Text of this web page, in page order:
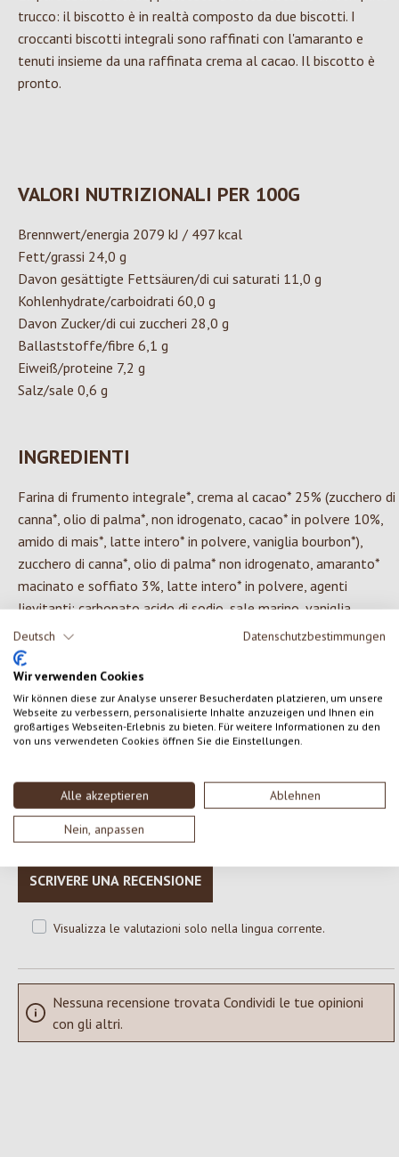
Deutsch Datenschutzbestimmungen
Wir verwenden Cookies
Wir können diese zur Analyse unserer Besucherdaten platzieren, um unsere
Webseite zu verbessern, personalisierte Inhalte anzuzeigen und Ihnen ein
großartiges Webseiten-Erlebnis zu bieten. Für weitere Informationen zu den
von uns verwendeten Cookies öffnen Sie die Einstellungen.
Alle akzeptieren Ablehnen
Nein, anpassen
trucco: il biscotto è in realtà composto da due biscotti. I
croccanti biscotti integrali sono raffinati con l'amaranto e
tenuti insieme da una raffinata crema al cacao. Il biscotto è
pronto.
VALORI NUTRIZIONALI PER 100G
Brennwert/energia 2079 kJ / 497 kcal
Fett/grassi 24,0 g
Davon gesättigte Fettsäuren/di cui saturati 11,0 g
Kohlenhydrate/carboidrati 60,0 g
Davon Zucker/di cui zuccheri 28,0 g
Ballaststoffe/fibre 6,1 g
Eiweiß/proteine 7,2 g
Salz/sale 0,6 g
INGREDIENTI
Farina di frumento integrale*, crema al cacao* 25% (zucchero di
canna*, olio di palma*, non idrogenato, cacao* in polvere 10%,
amido di mais*, latte intero* in polvere, vaniglia bourbon*),
zucchero di canna*, olio di palma* non idrogenato, amaranto*
macinato e soffiato 3%, latte intero* in polvere, agenti
lievitanti: carbonato acido di sodio, sale marino, vaniglia
bourbon* *da agricoltura biologica controllata. Può contenere
tracce di frutta a guscio, uova, soia, sesamo.
0 di 0 valutazioni
Valutazione media di 0 su 5 stelle
Formula una valutazione!
Condividi le tue esperienze con il prodotto con altri clienti.
SCRIVERE UNA RECENSIONE
Visualizza le valutazioni solo nella lingua corrente.
Nessuna recensione trovata Condividi le tue opinioni
con gli altri.